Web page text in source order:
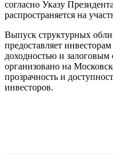
согласно Указу
распространяется на
Выпуск структурных
предоставляет
доходностью и
организовано на
прозрачность и
инвесторов.